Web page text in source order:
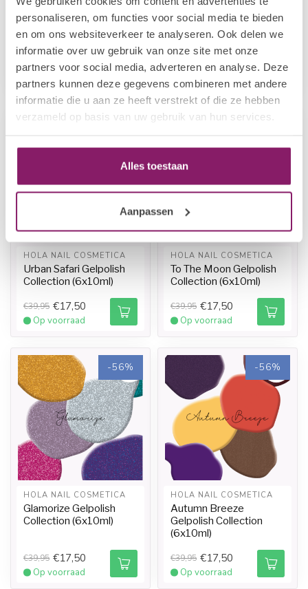
personaliseren, om functies voor social media te bieden
en om ons websiteverkeer te analyseren. Ook delen we
informatie over uw gebruik van onze site met onze
partners voor social media, adverteren en analyse. Deze
partners kunnen deze gegevens combineren met andere
informatie die u aan ze heeft verstrekt of die ze hebben
verzameld op basis van uw gebruik van hun services.
Alles toestaan
Aanpassen
HOLA NAIL COSMETICA
Bedazzled Gelpolish
Collection (6x10ml)
€39,95 €17,50
Op voorraad
HOLA NAIL COSMETICA
Dance All Night
Gelpolish Collection
(6x10ml)
€39,95 €17,50
Op voorraad
HOLA NAIL COSMETICA
Urban Safari Gelpolish
Collection (6x10ml)
€39,95 €17,50
Op voorraad
HOLA NAIL COSMETICA
To The Moon Gelpolish
Collection (6x10ml)
€39,95 €17,50
Op voorraad
-56%
HOLA NAIL COSMETICA
Glamorize Gelpolish
Collection (6x10ml)
€39,95 €17,50
Op voorraad
-56%
HOLA NAIL COSMETICA
Autumn Breeze
Gelpolish Collection
(6x10ml)
€39,95 €17,50
Op voorraad